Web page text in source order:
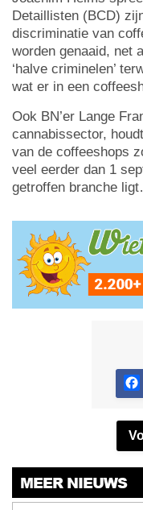
Detaillisten (BCD)
discriminatie van
worden genaaid, net
‘halve criminelen’
wat er in een
Ook BN’er Lange
cannabissector,
van de coffeeshops
veel eerder dan 1
getroffen branche
MEER NIEUWS